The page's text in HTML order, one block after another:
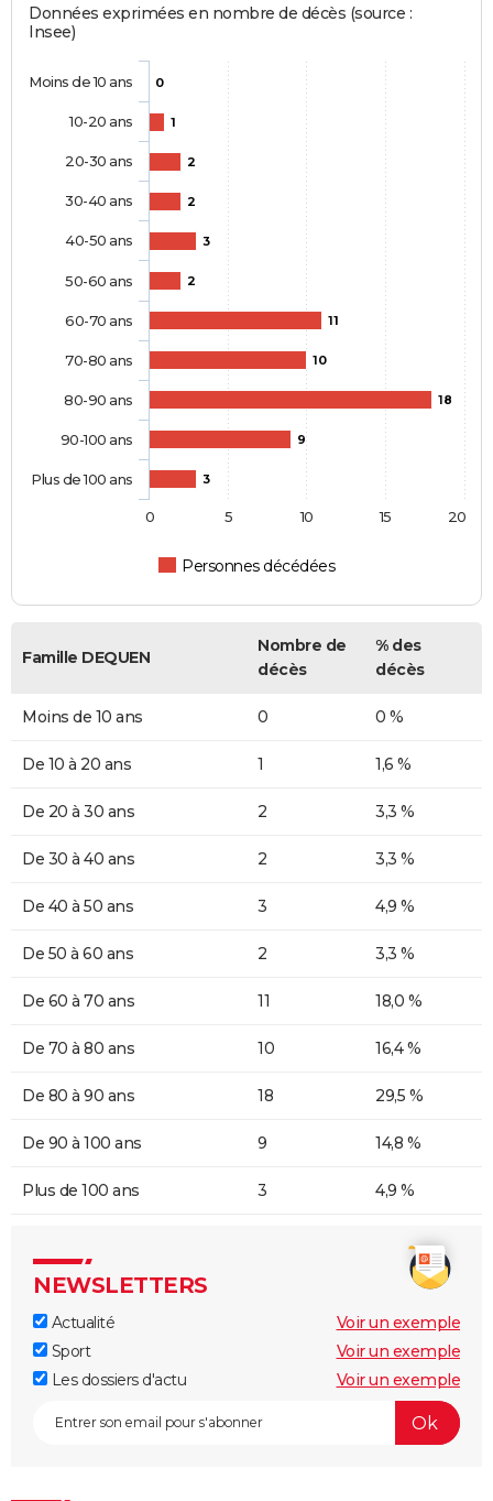
Données exprimées en nombre de décès (source :
Insee)
0
1
2
2
3
2
11
10
18
9
3
Personnes décédées
Moins de 10 ans
10-20 ans
20-30 ans
30-40 ans
40-50 ans
50-60 ans
60-70 ans
70-80 ans
80-90 ans
90-100 ans
Plus de 100 ans
0 5 10 15 20
Famille DEQUEN
Nombre de
décès
% des
décès
Moins de 10 ans 0 0 %
De 10 à 20 ans 1 1,6 %
De 20 à 30 ans 2 3,3 %
De 30 à 40 ans 2 3,3 %
De 40 à 50 ans 3 4,9 %
De 50 à 60 ans 2 3,3 %
De 60 à 70 ans 11 18,0 %
De 70 à 80 ans 10 16,4 %
De 80 à 90 ans 18 29,5 %
De 90 à 100 ans 9 14,8 %
Plus de 100 ans 3 4,9 %
NEWSLETTERS
Actualité
Voir un exemple
Sport
Voir un exemple
Les dossiers d'actu
Voir un exemple